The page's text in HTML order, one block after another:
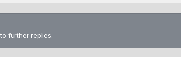
further replies.